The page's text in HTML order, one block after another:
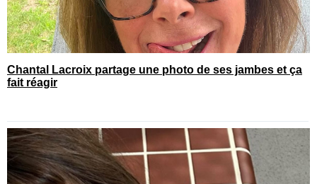
Chantal Lacroix partage une photo de ses jambes et ça
fait réagir